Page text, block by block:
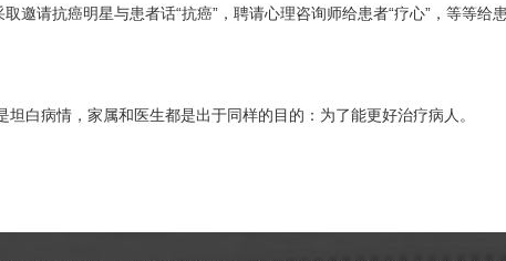
邀请抗癌明星与患者话“抗癌”，聘请心理咨询师给患者“疗心”，等等给
白病情，家属和医生都是出于同样的目的：为了能更好治疗病人。